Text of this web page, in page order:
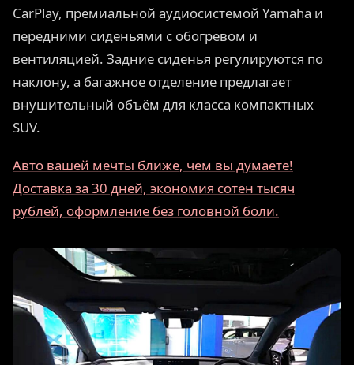
CarPlay, премиальной аудиосистемой Yamaha и
передними сиденьями с обогревом и
вентиляцией. Задние сиденья регулируются по
наклону, а багажное отделение предлагает
внушительный объём для класса компактных
SUV.
Авто вашей мечты ближе, чем вы думаете!
Доставка за 30 дней, экономия сотен тысяч
рублей, оформление без головной боли.